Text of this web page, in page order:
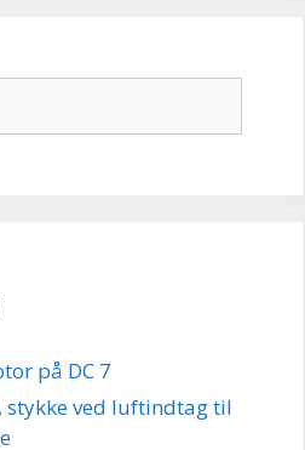
på DC 7
ved luftindtag til